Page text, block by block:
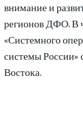
внимание и
регионов ДФО. В
«Системного
системы России»
Востока.